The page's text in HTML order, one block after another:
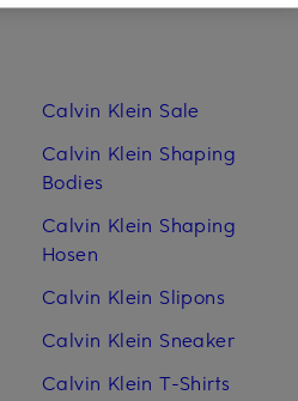
Calvin Klein Sale
Calvin Klein Shaping
Bodies
Calvin Klein Shaping
Hosen
Calvin Klein Slipons
Calvin Klein Sneaker
Calvin Klein T-Shirts